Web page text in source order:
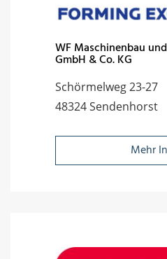
WF Maschinenbau
GmbH & Co. KG
Schörmelweg 23-27
48324 Sendenhorst
Mehr